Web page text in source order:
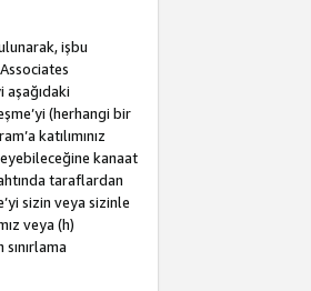
işbu
aşağıdaki
(herhangi bir
katılımınız
kanaat
taraflardan
sizin veya sizinle
veya (h)